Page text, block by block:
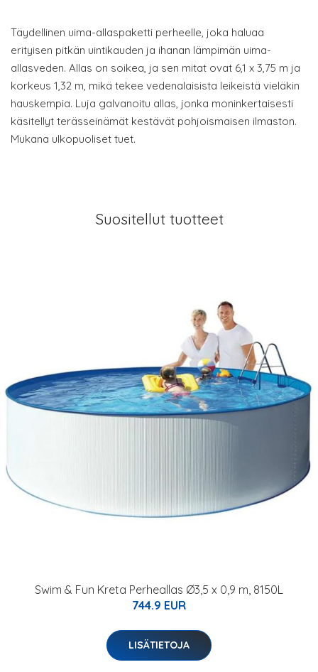
Täydellinen uima-allaspaketti perheelle, joka haluaa
erityisen pitkän uintikauden ja ihanan lämpimän uima-
allasveden. Allas on soikea, ja sen mitat ovat 6,1 x 3,75 m ja
korkeus 1,32 m, mikä tekee vedenalaisista leikeistä vieläkin
hauskempia. Luja galvanoitu allas, jonka moninkertaisesti
käsitellyt terässeinämät kestävät pohjoismaisen ilmaston.
Mukana ulkopuoliset tuet.
Suositellut tuotteet
Swim & Fun Kreta Perheallas Ø3,5 x 0,9 m, 8150L
744.9 EUR
LISÄTIETOJA